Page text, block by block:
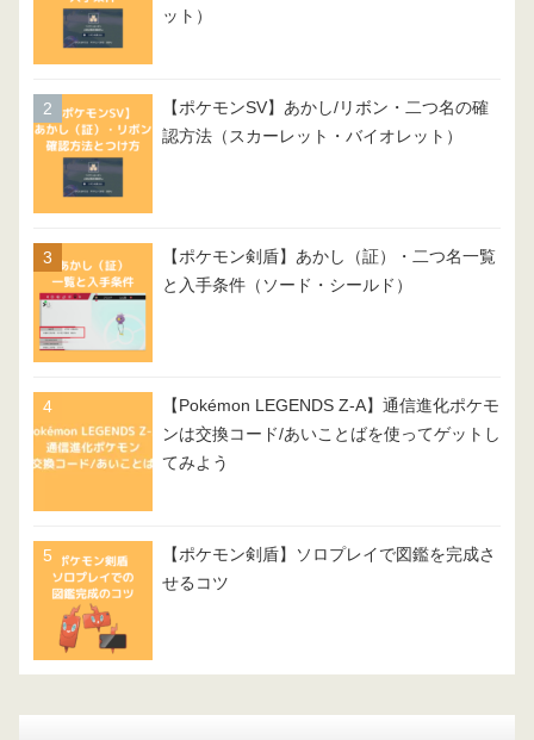
ット）
【ポケモンSV】あかし/リボン・二つ名の確
認方法（スカーレット・バイオレット）
【ポケモン剣盾】あかし（証）・二つ名一覧
と入手条件（ソード・シールド）
【Pokémon LEGENDS Z-A】通信進化ポケモ
ンは交換コード/あいことばを使ってゲットし
てみよう
【ポケモン剣盾】ソロプレイで図鑑を完成さ
せるコツ